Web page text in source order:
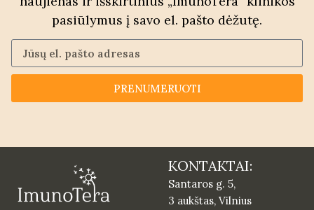
pasiūlymus į savo el. pašto dėžutę.
PRENUMERUOTI
KONTAKTAI:
Santaros g. 5,
3 aukštas, Vilnius